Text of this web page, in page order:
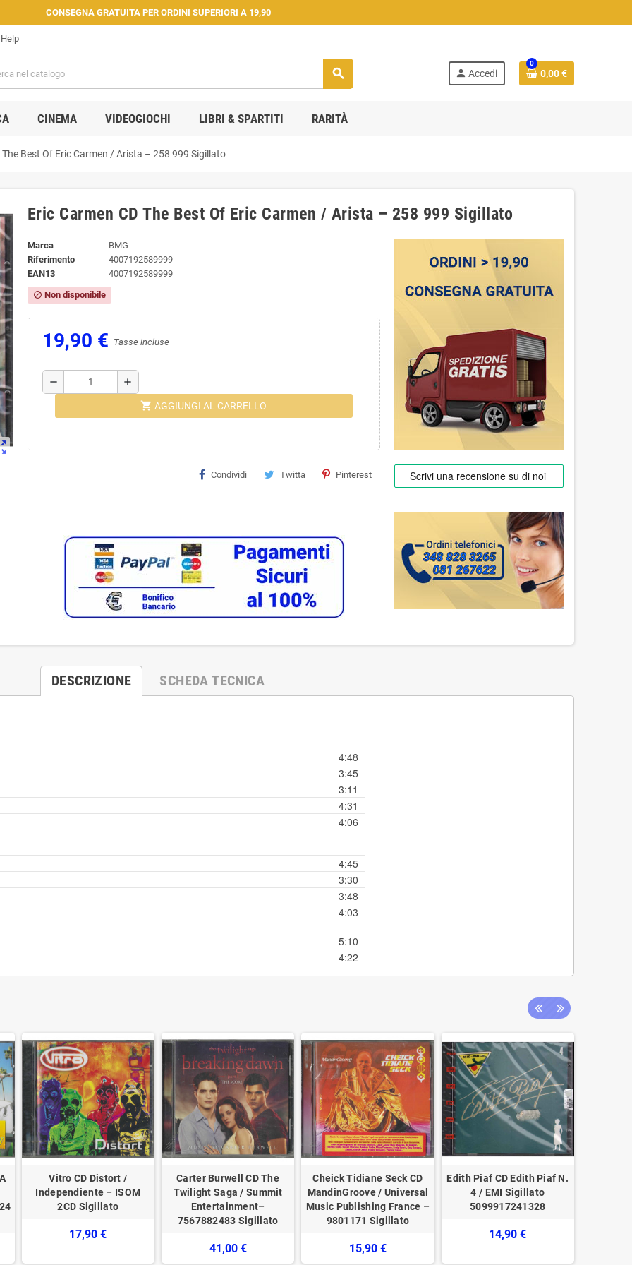
CONSEGNA GRATUITA PER ORDINI SUPERIORI A 19,90
Help
search person Accedi
0
0,00 €
CINEMA VIDEOGIOCHI LIBRI & SPARTITI RARITÀ
The Best Of Eric Carmen / Arista – 258 999 Sigillato
Eric Carmen CD The Best Of Eric Carmen / Arista – 258 999 Sigillato
Marca
BMG
Riferimento
4007192589999
EAN13
4007192589999
block Non disponibile
19,90 € Tasse incluse
remove add
shopping_cart AGGIUNGI AL CARRELLO
Condividi Twitta Pinterest
DESCRIZIONE SCHEDA TECNICA
4:48
3:45
3:11
4:31
4:06
4:45
3:30
3:48
4:03
5:10
4:22
Vitro CD Distort /
Independiente – ISOM
2CD Sigillato
17,90 €
Carter Burwell CD The
Twilight Saga / Summit
Entertainment–
7567882483 Sigillato
41,00 €
Cheick Tidiane Seck CD
MandinGroove / Universal
Music Publishing France –
9801171 Sigillato
15,90 €
Edith Piaf CD Edith Piaf N.
4 / EMI Sigillato
5099917241328
14,90 €